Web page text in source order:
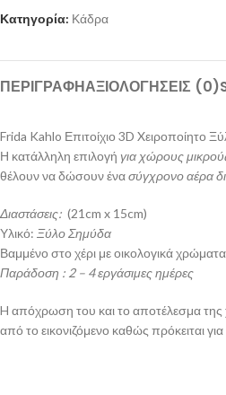
Κατηγορία: Κάδρα
ΠΕΡΙΓΡΑΦΉΑΞΙΟΛΟΓΉΣΕΙΣ (0)
Frida Kahlo Επιτοίχιο 3D Xειροποίητο
Η κατάλληλη επιλογή για χώρους
θέλουν να δώσουν ένασύγχρονο αέρα
Διαστάσεις: (21cm x 15cm)
Υλικό: Ξύλο Σημύδα
Βαμμένο στο χέρι με οικολογικά
Παράδοση : 2 – 4 εργάσιμες ημέρες
H απόχρωση του και το αποτέλεσμα της
από το εικονιζόμενο καθώς πρόκειται